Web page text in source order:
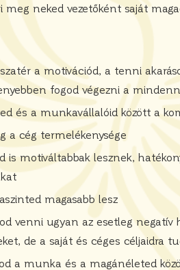
meg neked vezetőként saját
a motivációd, a tenni
fogod végezni a
és a munkavállalóid között a
a cég termelékenysége
is motiváltabbak lesznek,
magasabb lesz
venni ugyan az esetleg negatív
de a saját és céges céljaidra
a munka és a magánéleted